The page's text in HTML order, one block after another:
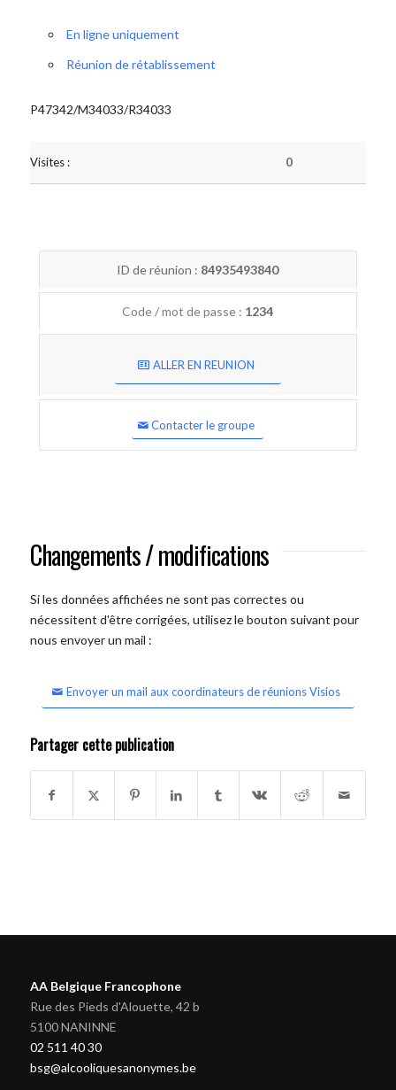
En ligne uniquement
Réunion de rétablissement
P47342/M34033/R34033
Visites : 0
ID de réunion : 84935493840
Code / mot de passe : 1234
ALLER EN REUNION
Contacter le groupe
Changements / modifications
Si les données affichées ne sont pas correctes ou
nécessitent d'être corrigées, utilisez le bouton suivant pour
nous envoyer un mail :
Envoyer un mail aux coordinateurs de réunions Visios
Partager cette publication
AA Belgique Francophone
Rue des Pieds d'Alouette, 42 b
5100 NANINNE
02 511 40 30
bsg@alcooliquesanonymes.be